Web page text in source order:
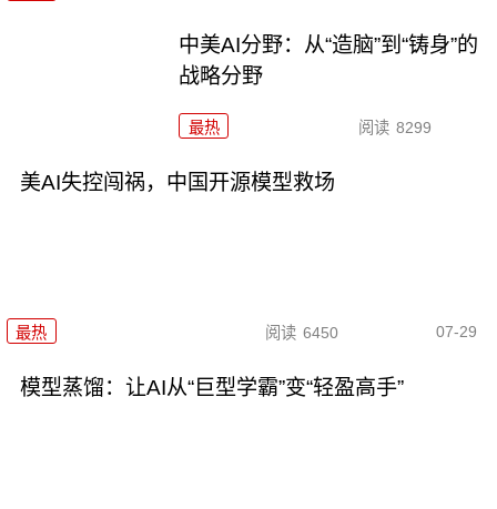
中美AI分野：从“造脑”到“铸身”的
战略分野
最热 阅读 8299
美AI失控闯祸，中国开源模型救场
最热 阅读 6450 07-29
模型蒸馏：让AI从“巨型学霸”变“轻盈高手”